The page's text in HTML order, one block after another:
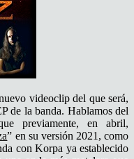
videoclip del que será,
de la banda. Hablamos del
previamente, en abril,
” en su versión 2021, como
con Korpa ya establecido